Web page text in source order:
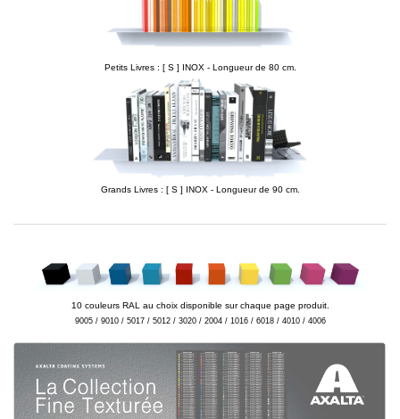
Petits Livres : [ S ] INOX - Longueur de 80 cm.
Grands Livres : [ S ] INOX - Longueur de 90 cm.
10 couleurs RAL au choix disponible sur chaque page produit.
9005 / 9010 / 5017 / 5012 / 3020 / 2004 / 1016 / 6018 / 4010 / 4006